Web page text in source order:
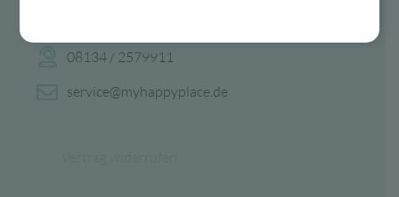
08134 / 2579911
service@myhappyplace.de